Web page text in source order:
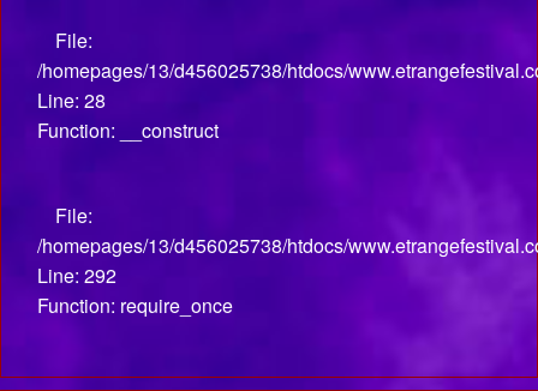
File:
/homepages/13/d456025738/htdocs/
Line: 28
Function: __construct
File:
/homepages/13/d456025738/htdocs/
Line: 292
Function: require_once